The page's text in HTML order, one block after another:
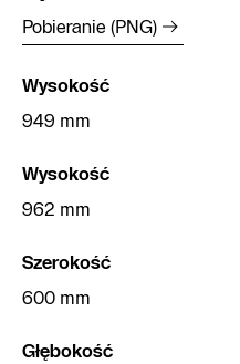
Pobieranie (PNG)
Wysokość
949 mm
Wysokość
962 mm
Szerokość
600 mm
Głębokość